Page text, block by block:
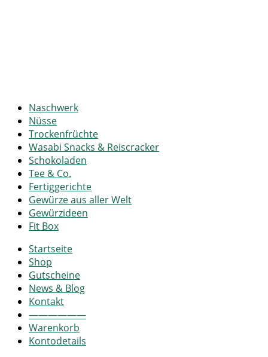
Naschwerk
Nüsse
Trockenfrüchte
Wasabi Snacks & Reiscracker
Schokoladen
Tee & Co.
Fertiggerichte
Gewürze aus aller Welt
Gewürzideen
Fit Box
Startseite
Shop
Gutscheine
News & Blog
Kontakt
——————
Warenkorb
Kontodetails